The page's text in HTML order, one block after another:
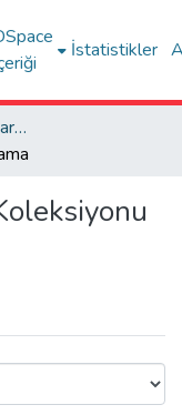
İstatistikler
Araştırma Çıktıları / Research Outputs